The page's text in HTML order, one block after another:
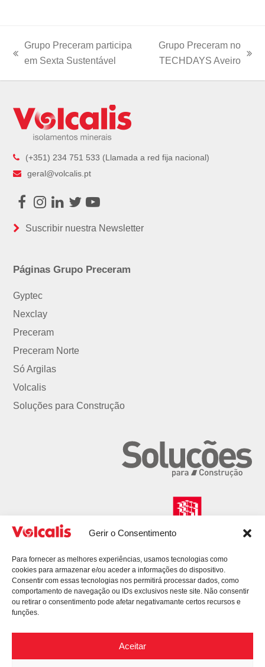
Gerir o Consentimento
Para fornecer as melhores experiências, usamos tecnologias como
cookies para armazenar e/ou aceder a informações do dispositivo.
Consentir com essas tecnologias nos permitirá processar dados, como
comportamento de navegação ou IDs exclusivos neste site. Não consentir
ou retirar o consentimento pode afetar negativamante certos recursos e
funções.
Aceitar
previous
Grupo Preceram participa
em Sexta Sustentável
next
Grupo Preceram no
TECHDAYS Aveiro
(+351) 234 751 533 (Llamada a red fija nacional)
geral@volcalis.pt
Facebook
Instagram
LinkedIn
TwitterYoutube
Suscribir nuestra Newsletter
Páginas Grupo Preceram
Gyptec
Nexclay
Preceram
Preceram Norte
Só Argilas
Volcalis
Soluções para Construção